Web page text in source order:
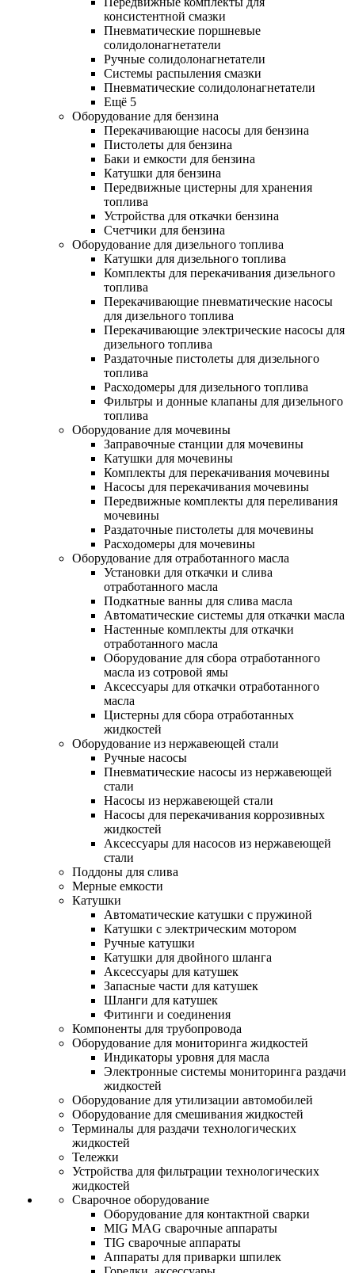
консистентной смазки
Пневматические поршневые
солидолонагнетатели
Ручные солидолонагнетатели
Системы распыления смазки
Пневматические солидолонагнетатели
Ещё 5
Оборудование для бензина
Перекачивающие насосы для бензина
Пистолеты для бензина
Баки и емкости для бензина
Катушки для бензина
Передвижные цистерны для хранения
топлива
Устройства для откачки бензина
Счетчики для бензина
Оборудование для дизельного топлива
Катушки для дизельного топлива
Комплекты для перекачивания дизельного
топлива
Перекачивающие пневматические насосы
для дизельного топлива
Перекачивающие электрические насосы для
дизельного топлива
Раздаточные пистолеты для дизельного
топлива
Расходомеры для дизельного топлива
Фильтры и донные клапаны для дизельного
топлива
Оборудование для мочевины
Заправочные станции для мочевины
Катушки для мочевины
Комплекты для перекачивания мочевины
Насосы для перекачивания мочевины
Передвижные комплекты для переливания
мочевины
Раздаточные пистолеты для мочевины
Расходомеры для мочевины
Оборудование для отработанного масла
Установки для откачки и слива
отработанного масла
Подкатные ванны для слива масла
Автоматические системы для откачки масла
Настенные комплекты для откачки
отработанного масла
Оборудование для сбора отработанного
масла из сотровой ямы
Аксессуары для откачки отработанного
масла
Цистерны для сбора отработанных
жидкостей
Оборудование из нержавеющей стали
Ручные насосы
Пневматические насосы из нержавеющей
стали
Насосы из нержавеющей стали
Насосы для перекачивания коррозивных
жидкостей
Аксессуары для насосов из нержавеющей
стали
Поддоны для слива
Мерные емкости
Катушки
Автоматические катушки с пружиной
Катушки с электрическим мотором
Ручные катушки
Катушки для двойного шланга
Аксессуары для катушек
Запасные части для катушек
Шланги для катушек
Фитинги и соединения
Компоненты для трубопровода
Оборудование для мониторинга жидкостей
Индикаторы уровня для масла
Электронные системы мониторинга раздачи
жидкостей
Оборудование для утилизации автомобилей
Оборудование для смешивания жидкостей
Терминалы для раздачи технологических
жидкостей
Тележки
Устройства для фильтрации технологических
жидкостей
Сварочное оборудование
Оборудование для контактной сварки
MIG MAG сварочные аппараты
TIG сварочные аппараты
Аппараты для приварки шпилек